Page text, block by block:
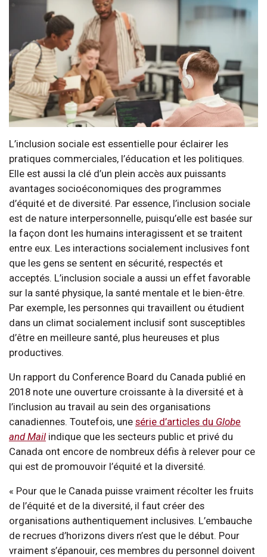
L’inclusion sociale est essentielle pour éclairer les
pratiques commerciales, l’éducation et les politiques.
Elle est aussi la clé d’un plein accès aux puissants
avantages socioéconomiques des programmes
d’équité et de diversité. Par essence, l’inclusion sociale
est de nature interpersonnelle, puisqu’elle est basée sur
la façon dont les humains interagissent et se traitent
entre eux. Les interactions socialement inclusives font
que les gens se sentent en sécurité, respectés et
acceptés. L’inclusion sociale a aussi un effet favorable
sur la santé physique, la santé mentale et le bien-être.
Par exemple, les personnes qui travaillent ou étudient
dans un climat socialement inclusif sont susceptibles
d’être en meilleure santé, plus heureuses et plus
productives.
Un rapport du Conference Board du Canada publié en
2018 note une ouverture croissante à la diversité et à
l’inclusion au travail au sein des organisations
canadiennes. Toutefois, une série d’articles du Globe
and Mail indique que les secteurs public et privé du
Canada ont encore de nombreux défis à relever pour ce
qui est de promouvoir l’équité et la diversité.
« Pour que le Canada puisse vraiment récolter les fruits
de l’équité et de la diversité, il faut créer des
organisations authentiquement inclusives. L’embauche
de recrues d’horizons divers n’est que le début. Pour
vraiment s’épanouir, ces membres du personnel doivent